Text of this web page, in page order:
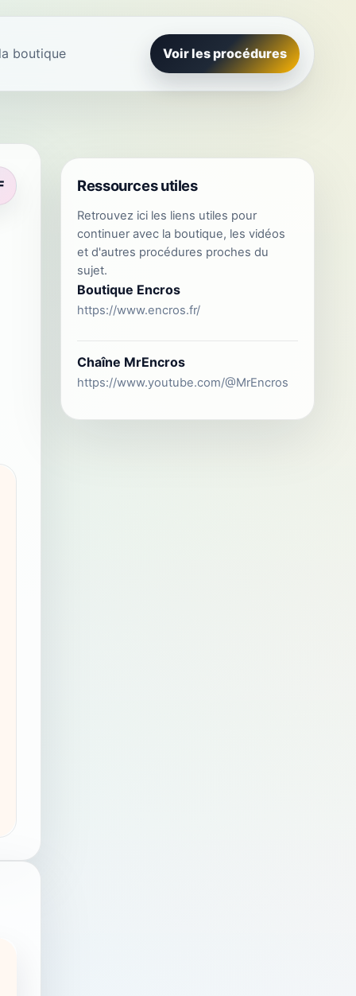
boutique Voir les procédures
Ressources utiles
Retrouvez ici les liens utiles pour
continuer avec la boutique, les vidéos
et d'autres procédures proches du
sujet.
Boutique Encros
https://www.encros.fr/
Chaîne MrEncros
https://www.youtube.com/@MrEncros